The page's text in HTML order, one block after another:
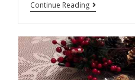
Continue Reading